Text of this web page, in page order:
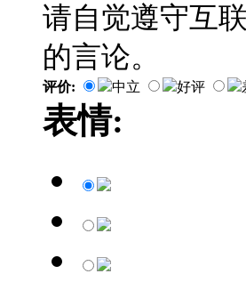
请自觉遵守互
的言论。
评价: 中立 好评
表情: